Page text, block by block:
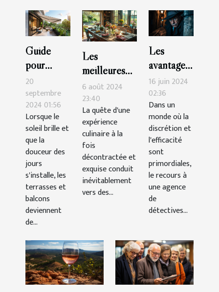
Guide
pour
choisir le
store
banne
parfait
pour
terrasses
et balcons
20
septembre
2024 01:56
Lorsque le
soleil brille et
que la
douceur des
jours
s'installe, les
terrasses et
balcons
deviennent
de...
Les
meilleures
tables pour
une cuisine
décontractée
et
savoureuse
6 août 2024
23:40
La quête d'une
expérience
culinaire à la
fois
décontractée et
exquise conduit
inévitablement
vers des...
Les
avantages
de faire
appel à
une
agence de
détectives
privés
agréée
pour des
enquêtes
discrètes
16 juin 2024
02:36
Dans un
monde où la
discrétion et
l'efficacité
sont
primordiales,
le recours à
une agence
de
détectives...